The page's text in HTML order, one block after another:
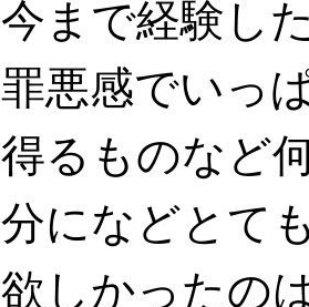
今まで経験し
罪悪感でいっ
得るものなど
分になどとて
欲しかったの